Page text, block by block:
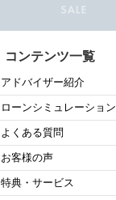
コンテンツ一覧
アドバイザー紹介
ローンシミュレーション
よくある質問
お客様の声
特典・サービス